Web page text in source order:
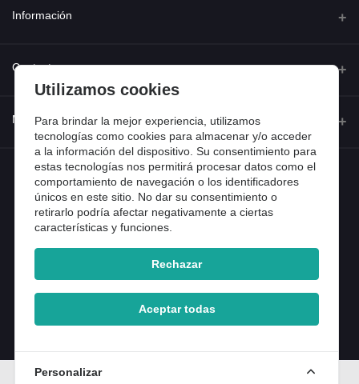
Información
Quienes somos
Contacta con nosotros
Dónde estamos
Preguntas frecuentes
Entradas de blog
Contacto
Dirección
Calle Ferraz 42, Madrid
Teléfono
918 13 81 81
Email
Mi cuenta
Iniciar sesión
Historial de pedidos
Mi lista de compra
Seguimiento del pedido
Copyright 2025 © TienDental productos dentales, S.L..
Utilizamos cookies
Para brindar la mejor experiencia, utilizamos
tecnologías como cookies para almacenar y/o acceder
a la información del dispositivo. Su consentimiento para
estas tecnologías nos permitirá procesar datos como el
comportamiento de navegación o los identificadores
únicos en este sitio. No dar su consentimiento o
retirarlo podría afectar negativamente a ciertas
características y funciones.
Rechazar
Aceptar todas
Personalizar